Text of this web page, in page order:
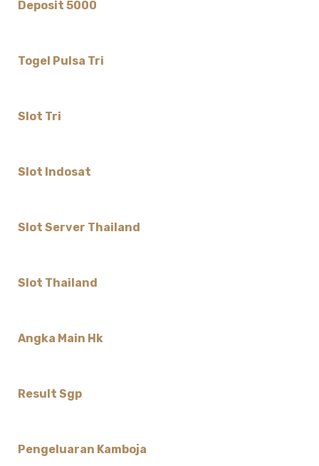
Deposit 5000
Togel Pulsa Tri
Slot Tri
Slot Indosat
Slot Server Thailand
Slot Thailand
Angka Main Hk
Result Sgp
Pengeluaran Kamboja